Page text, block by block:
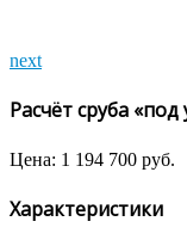
next
Расчёт сруба «под
Цена: 1 194 700 руб.
Характеристики